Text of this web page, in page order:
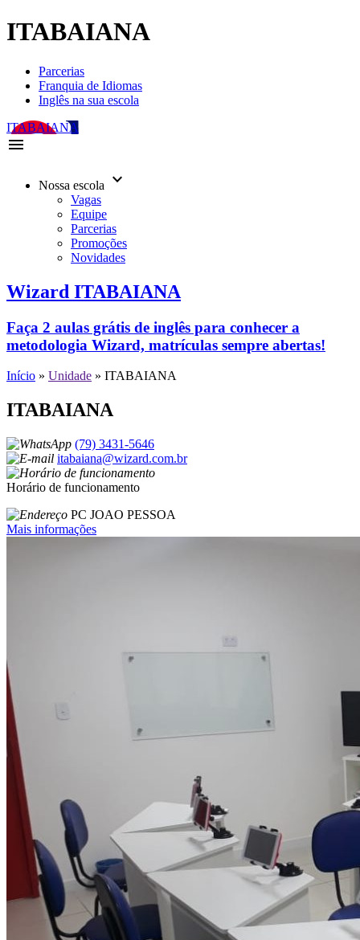
ITABAIANA
Parcerias
Franquia de Idiomas
Inglês na sua escola
ITABAIANA
menu
Nossa escola keyboard_arrow_down
Vagas
Equipe
Parcerias
Promoções
Novidades
Wizard ITABAIANA
Faça 2 aulas grátis de inglês para conhecer a
metodologia Wizard, matrículas sempre abertas!
Início » Unidade » ITABAIANA
ITABAIANA
(79) 3431-5646
itabaiana@wizard.com.br
Horário de funcionamento
PC JOAO PESSOA
Mais informações